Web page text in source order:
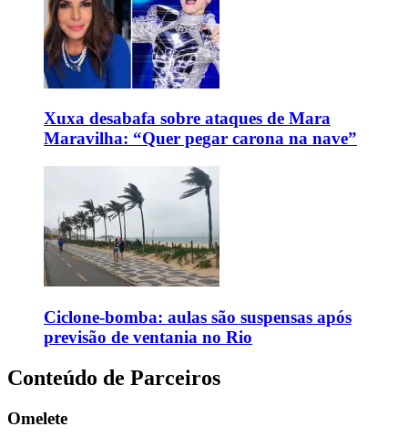
Xuxa desabafa sobre ataques de Mara
Maravilha: “Quer pegar carona na nave”
Ciclone-bomba: aulas são suspensas após
previsão de ventania no Rio
Conteúdo de Parceiros
Omelete